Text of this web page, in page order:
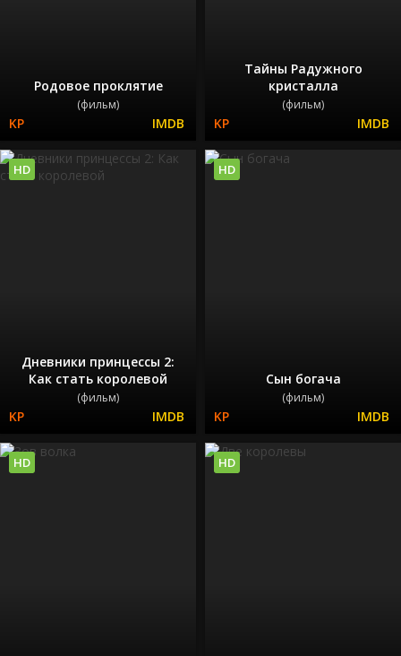
Родовое проклятие
(фильм)
Тайны Радужного
кристалла
(фильм)
Дневники принцессы 2:
Как стать королевой
(фильм)
HD
Сын богача
(фильм)
HD
HD HD